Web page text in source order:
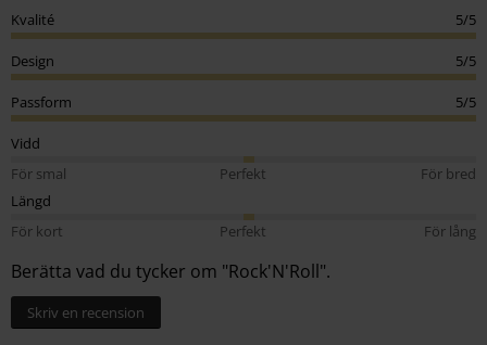
Kvalité
5/5
Design 5/5
Passform 5/5
Vidd
För smal
Perfekt
För bred
Längd
För kort
Perfekt För lång
Berätta vad du tycker om "Rock'N'Roll".
Skriv en recension